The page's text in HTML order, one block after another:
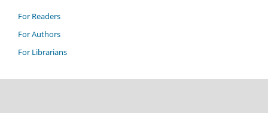
For Readers
For Authors
For Librarians